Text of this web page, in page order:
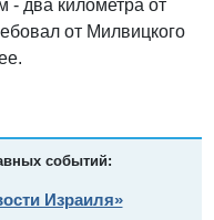
два километра от
от Милвицкого
событий:
Израиля»